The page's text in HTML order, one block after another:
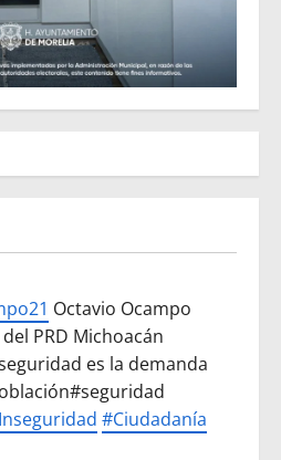
Octavio Ocampo
PRD Michoacán
es la demanda
#Ciudadanía